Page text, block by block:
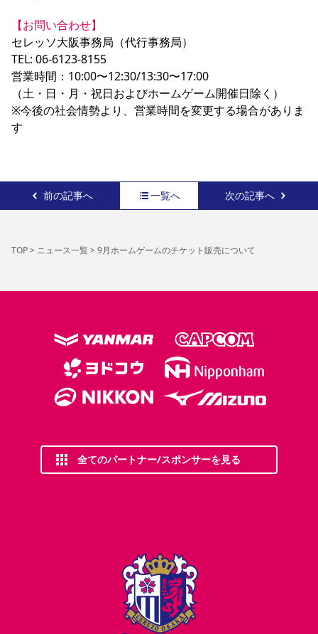
【お問い合わせ】
セレッソ大阪事務局（代行事務局）
TEL: 06-6123-8155
営業時間：10:00〜12:30/13:30〜17:00
（土・日・月・祝日およびホームゲーム開催日除く）
※今後の社会情勢より、営業時間を変更する場合がありま
す
前の記事へ 一覧へ 次の記事へ
TOP> ニュース一覧> 9月ホームゲームのチケット販売について
全てのパートナー/スポンサーを見る